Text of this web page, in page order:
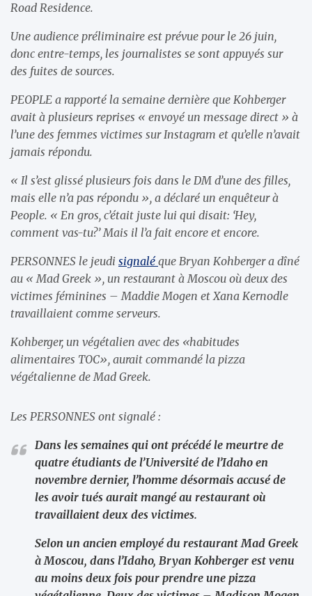
Road Residence.
Une audience préliminaire est prévue pour le 26 juin,
donc entre-temps, les journalistes se sont appuyés sur
des fuites de sources.
PEOPLE a rapporté la semaine dernière que Kohberger
avait à plusieurs reprises « envoyé un message direct » à
l’une des femmes victimes sur Instagram et qu’elle n’avait
jamais répondu.
« Il s’est glissé plusieurs fois dans le DM d’une des filles,
mais elle n’a pas répondu », a déclaré un enquêteur à
People. « En gros, c’était juste lui qui disait: ‘Hey,
comment vas-tu?’ Mais il l’a fait encore et encore.
PERSONNES le jeudi signaléque Bryan Kohberger a dîné
au « Mad Greek », un restaurant à Moscou où deux des
victimes féminines – Maddie Mogen et Xana Kernodle
travaillaient comme serveurs.
Kohberger, un végétalien avec des «habitudes
alimentaires TOC», aurait commandé la pizza
végétalienne de Mad Greek.
Les PERSONNES ont signalé :
Dans les semaines qui ont précédé le meurtre de
quatre étudiants de l’Université de l’Idaho en
novembre dernier, l’homme désormais accusé de
les avoir tués aurait mangé au restaurant où
travaillaient deux des victimes.
Selon un ancien employé du restaurant Mad Greek
à Moscou, dans l’Idaho, Bryan Kohberger est venu
au moins deux fois pour prendre une pizza